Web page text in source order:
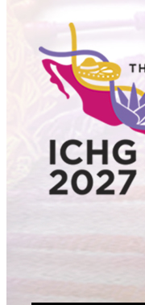
Sesiones
webinars
en vivo
Utiliza tus
Crea tu cuenta, es
en tu correo